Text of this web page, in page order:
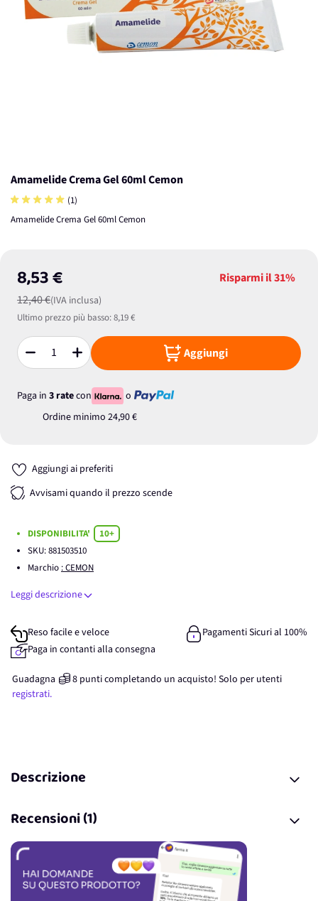
Amamelide Crema Gel 60ml Cemon
(1)
Amamelide Crema Gel 60ml Cemon
8,53 €
12,40 €(IVA inclusa)
Risparmi il31%
Ultimo prezzo più basso:8,19 €
Quantità Aggiungi
Paga in 3 ratecon
o
Ordine minimo 24,90 €
Aggiungi ai preferiti
Avvisami quando il prezzo scende
DISPONIBILITA'
10+
SKU:881503510
Marchio : CEMON
Leggi descrizione
Reso facile e veloce
Pagamenti Sicuri al 100%
Paga in contanti alla consegna
Guadagna 8 punticompletando un acquisto! Solo per utenti
registrati.
Descrizione
Recensioni (1)